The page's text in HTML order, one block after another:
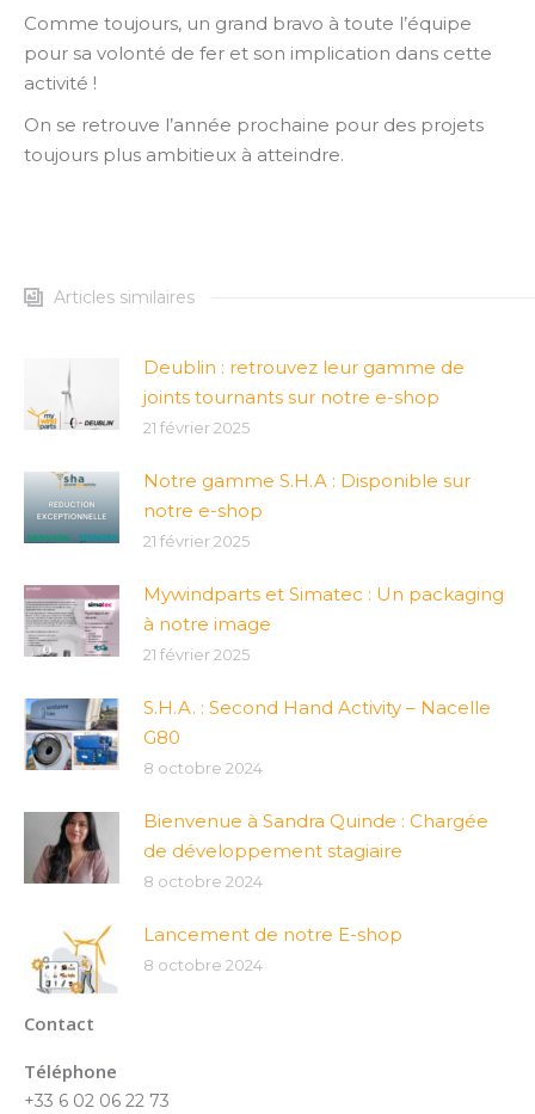
Comme toujours, un grand bravo à toute l’équipe
pour sa volonté de fer et son implication dans cette
activité !
On se retrouve l’année prochaine pour des projets
toujours plus ambitieux à atteindre.
Articles similaires
Deublin : retrouvez leur gamme de
joints tournants sur notre e-shop
21 février 2025
Notre gamme S.H.A : Disponible sur
notre e-shop
21 février 2025
Mywindparts et Simatec : Un packaging
à notre image
21 février 2025
S.H.A. : Second Hand Activity – Nacelle
G80
8 octobre 2024
Bienvenue à Sandra Quinde : Chargée
de développement stagiaire
8 octobre 2024
Lancement de notre E-shop
8 octobre 2024
Contact
Téléphone
+33 6 02 06 22 73